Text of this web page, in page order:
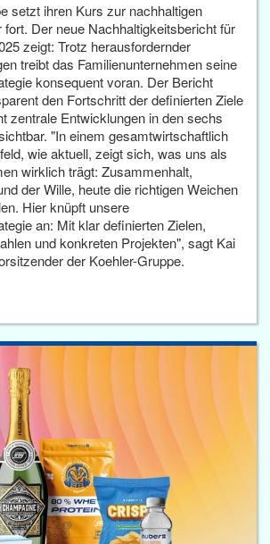
setzt ihren Kurs zur nachhaltigen
Der neue Nachhaltigkeitsbericht für
zeigt: Trotz herausfordernder
treibt das Familienunternehmen seine
konsequent voran. Der Bericht
den Fortschritt der definierten Ziele
zentrale Entwicklungen in den sechs
"In einem gesamtwirtschaftlich
wie aktuell, zeigt sich, was uns als
wirklich trägt: Zusammenhalt,
der Wille, heute die richtigen Weichen
Hier knüpft unsere
an: Mit klar definierten Zielen,
und konkreten Projekten", sagt Kai
der Koehler-Gruppe.